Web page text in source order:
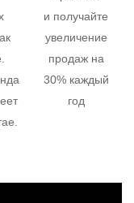
и получайте
увеличение
продаж на
30% каждый
год